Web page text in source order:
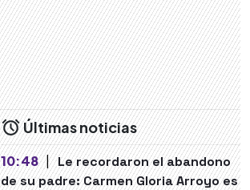
Últimas noticias
10:48 | Le recordaron el abandono
de su padre: Carmen Gloria Arroyo es